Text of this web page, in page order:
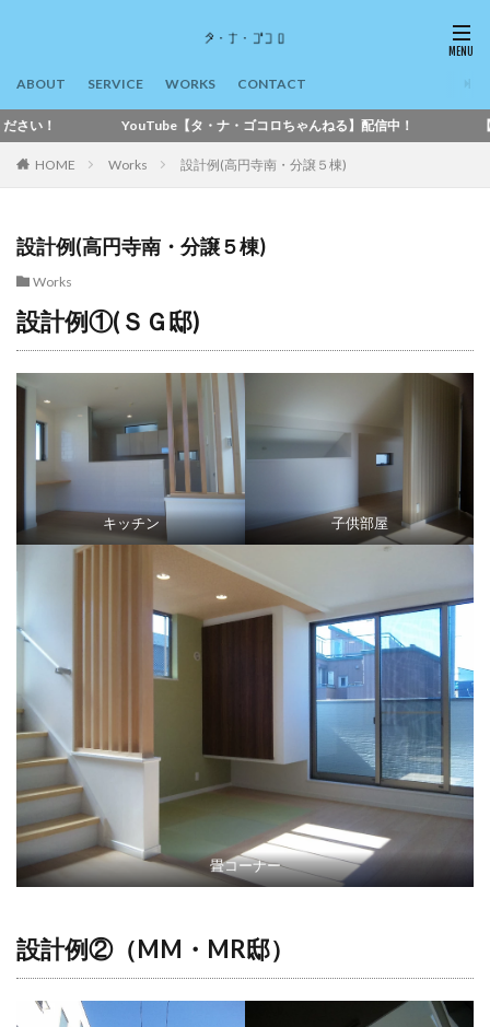
ABOUT SERVICE WORKS CONTACT
・ゴコロちゃんねる】配信中！ 【無料間取り相談】メールやリモー
HOME Works 設計例(高円寺南・分譲５棟)
設計例(高円寺南・分譲５棟)
Works
設計例①(ＳＧ邸)
キッチン 子供部屋
畳コーナー
設計例②（MM・MR邸）